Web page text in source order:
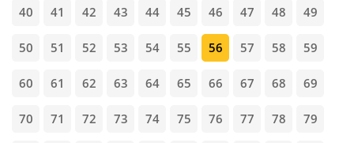
40 41 42 43 44 45 46 47 48 49
50 51 52 53 54 55 56 57 58 59
60 61 62 63 64 65 66 67 68 69
70 71 72 73 74 75 76 77 78 79